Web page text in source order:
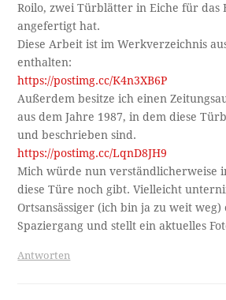
Roilo, zwei Türblätter in Eiche für das
angefertigt hat.
Diese Arbeit ist im Werkverzeichnis
enthalten:
https://postimg.cc/K4n3XB6P
Außerdem besitze ich einen
aus dem Jahre 1987, in dem diese
und beschrieben sind.
https://postimg.cc/LqnD8JH9
Mich würde nun verständlicherweise
diese Türe noch gibt. Vielleicht
Ortsansässiger (ich bin ja zu weit weg)
Spaziergang und stellt ein aktuelles
Antworten